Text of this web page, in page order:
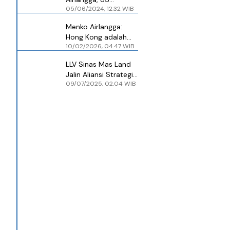
Secretary of
Sampaikan
Dukungan Penguatan
Kinerja Perekonomian
RI
05/06/2024, 12.32 WIB
Menko Airlangga:
Hong Kong adalah
Gerbang
Indonesia
10/02/2026, 04.47 WIB
LLV Sinas Mas Land
Jalin Aliansi Strategis
dengan Global
09/07/2025, 02.04 WIB